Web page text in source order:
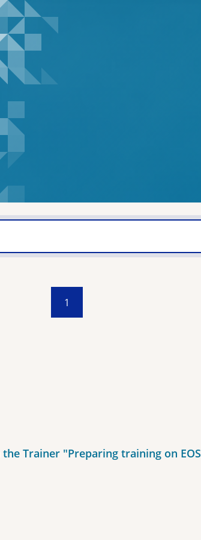
1
the Trainer "Preparing training on